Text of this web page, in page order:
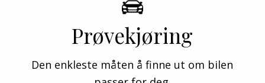
Prøvekjøring
Den enkleste måten å finne ut om bilen